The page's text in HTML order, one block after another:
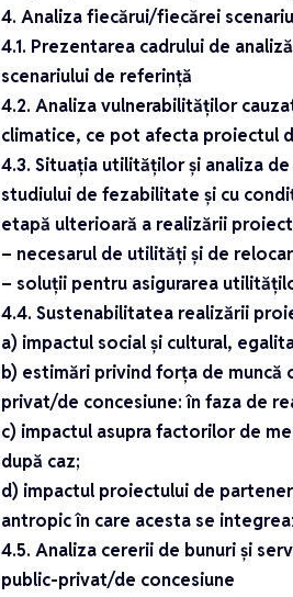
4. Analiza fiecărui/fiecărei
4.1. Prezentarea cadrului de
scenariului de referință
4.2. Analiza vulnerabilităților
climatice, ce pot afecta proiectul
4.3. Situația utilităților și analiza
studiului de fezabilitate și cu
etapă ulterioară a realizării
– necesarul de utilități și de
– soluții pentru asigurarea
4.4. Sustenabilitatea realizării
a) impactul social și cultural,
b) estimări privind forța de
privat/de concesiune: în faza de
c) impactul asupra factorilor de
după caz;
d) impactul proiectului de
antropic în care acesta se
4.5. Analiza cererii de bunuri și
public-privat/de concesiune